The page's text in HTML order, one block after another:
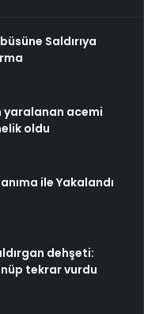
Saldırıya
yaralanan acemi
oldu
ile Yakalandı
dehşeti:
tekrar vurdu